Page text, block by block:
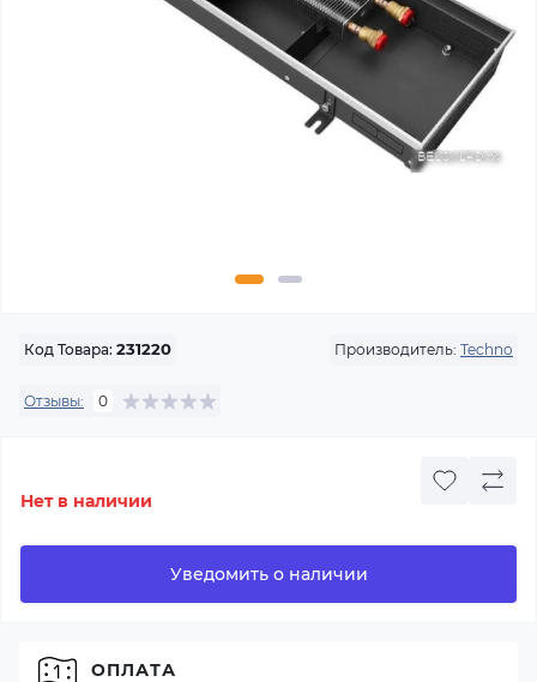
Код Товара: 231220 Производитель: Techno
Отзывы: 0
Нет в наличии
Уведомить о наличии
ОПЛАТА